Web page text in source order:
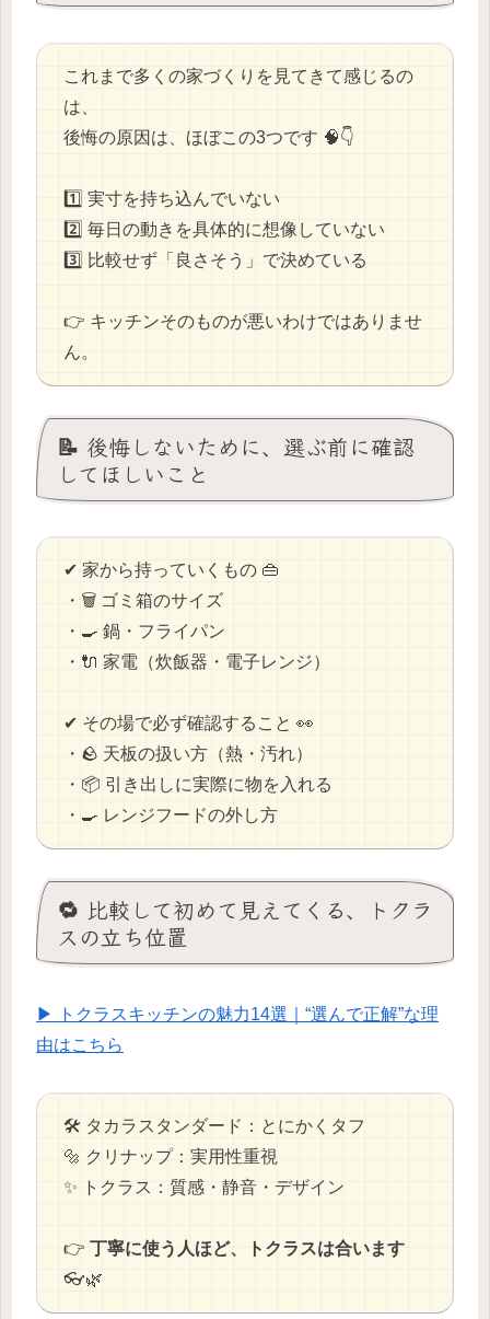
これまで多くの家づくりを見てきて感じるの
は、
後悔の原因は、ほぼこの3つです 🧠👇
1️⃣ 実寸を持ち込んでいない
2️⃣ 毎日の動きを具体的に想像していない
3️⃣ 比較せず「良さそう」で決めている
👉 キッチンそのものが悪いわけではありませ
ん。
📝 後悔しないために、選ぶ前に確認
してほしいこと
✔ 家から持っていくもの 👜
・🗑️ ゴミ箱のサイズ
・🍳 鍋・フライパン
・🔌 家電（炊飯器・電子レンジ）
✔ その場で必ず確認すること 👀
・🪨 天板の扱い方（熱・汚れ）
・📦 引き出しに実際に物を入れる
・🍳 レンジフードの外し方
🔁 比較して初めて見えてくる、トクラ
スの立ち位置
▶ トクラスキッチンの魅力14選｜“選んで正解”な理
由はこちら
🛠️ タカラスタンダード：とにかくタフ
🔩 クリナップ：実用性重視
✨ トクラス：質感・静音・デザイン
👉 丁寧に使う人ほど、トクラスは合います
👓🌿